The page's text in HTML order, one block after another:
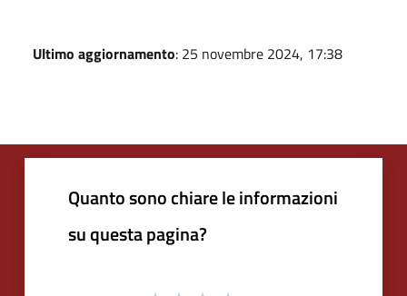
Ultimo aggiornamento: 25 novembre 2024, 17:38
Quanto sono chiare le informazioni
su questa pagina?